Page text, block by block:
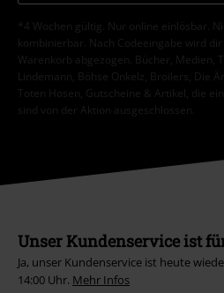
*4 Wochen gültig. Nur online einlösbar.
kombinierbar. Nach Codeeingabe wird
Warenkorb abgezogen. Bücher, Medien,
Lindemann, Böhse Onkelz, Broilers, Die
Toten Hosen, Gutscheine & Artikel, die
sind von der Aktion ausgeschlossen.
Unser Kundenservice ist
Ja, unser Kundenservice ist heute
14:00 Uhr. Mehr Infos